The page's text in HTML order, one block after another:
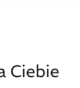
Ciebie